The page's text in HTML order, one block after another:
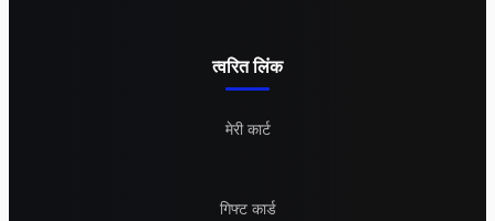
त्वरित लिंक
मेरी कार्ट
गिफ्ट कार्ड